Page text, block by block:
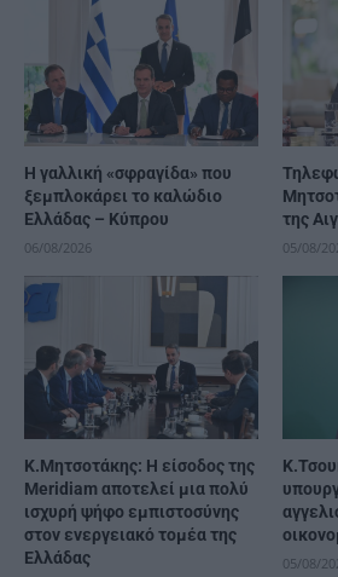
Η γαλλική «σφραγίδα» που
ξεμπλοκάρει το καλώδιο
Ελλάδας – Κύπρου
06/08/2026
της
05/08/
K.Μητσοτάκης: Η είσοδος της
Meridiam αποτελεί μια πολύ
ισχυρή ψήφο εμπιστοσύνης
στον ενεργειακό τομέα της
Ελλάδας
05/08/